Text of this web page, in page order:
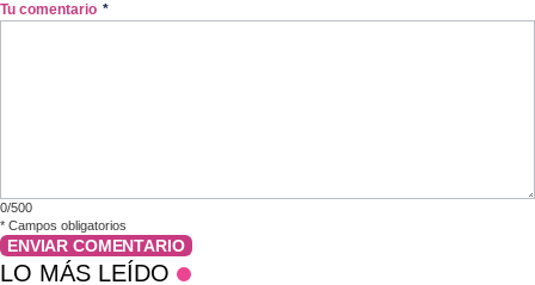
Tu comentario *
0/500
* Campos obligatorios
ENVIAR COMENTARIO
LO MÁS LEÍDO